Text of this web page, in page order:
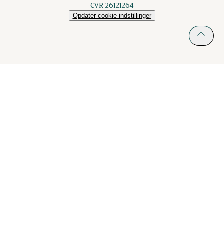
CVR 26121264
Opdater cookie-indstillinger